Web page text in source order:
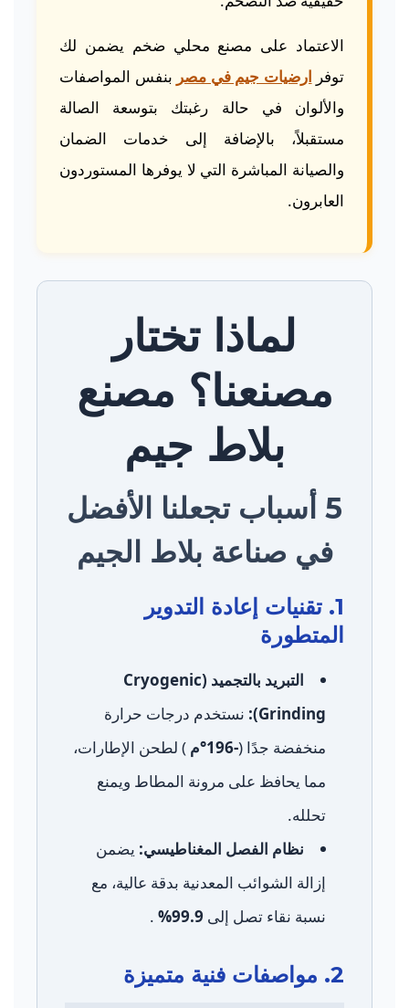
الاعتماد على مصنع محلي ضخم يضمن لك
توفر ارضيات جيم في مصر بنفس المواصفات
والألوان في حالة رغبتك بتوسعة الصالة
مستقبلاً، بالإضافة إلى خدمات الضمان
والصيانة المباشرة التي لا يوفرها المستوردون
العابرون.
لماذا تختار
مصنعنا؟ مصنع
بلاط جيم
5 أسباب تجعلنا الأفضل
في صناعة بلاط الجيم
1. تقنيات إعادة التدوير
المتطورة
التبريد بالتجميد (Cryogenic
Grinding):
نستخدم درجات حرارة
منخفضة جدًا (-196°م
) لطحن الإطارات،
مما يحافظ على مرونة المطاط ويمنع
تحلله.
نظام الفصل المغناطيسي: يضمن
إزالة الشوائب المعدنية بدقة عالية، مع
نسبة نقاء تصل إلى 99.9%
.
2. مواصفات فنية متميزة